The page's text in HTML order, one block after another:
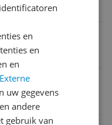
en
en
en
Externe
uw gegevens
andere
gebruik van